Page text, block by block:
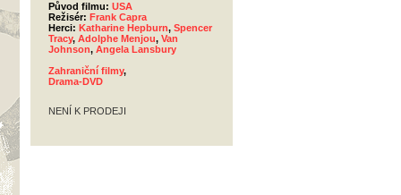
Původ filmu: USA
Režisér: Frank Capra
Herci: Katharine Hepburn, Spencer
Tracy, Adolphe Menjou, Van
Johnson, Angela Lansbury
Zahraniční filmy,
Drama-DVD
NENÍ K PRODEJI